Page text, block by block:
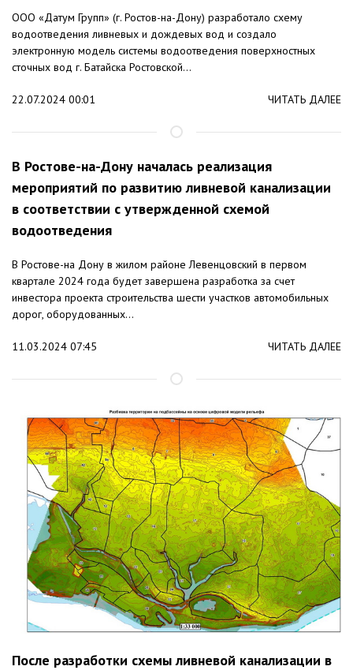
ООО «Датум Групп» (г. Ростов-на-Дону) разработало схему
водоотведения ливневых и дождевых вод и создало
электронную модель системы водоотведения поверхностных
сточных вод г. Батайска Ростовской...
22.07.2024 00:01 ЧИТАТЬ ДАЛЕЕ
В Ростове-на-Дону началась реализация
мероприятий по развитию ливневой канализации
в соответствии с утвержденной схемой
водоотведения
В Ростове-на Дону в жилом районе Левенцовский в первом
квартале 2024 года будет завершена разработка за счет
инвестора проекта строительства шести участков автомобильных
дорог, оборудованных...
11.03.2024 07:45 ЧИТАТЬ ДАЛЕЕ
После разработки схемы ливневой канализации в